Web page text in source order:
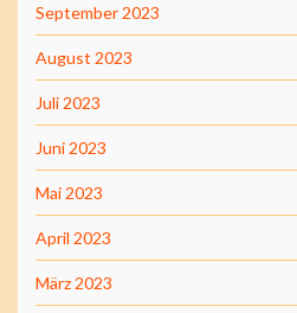
September 2023
August 2023
Juli 2023
Juni 2023
Mai 2023
April 2023
März 2023